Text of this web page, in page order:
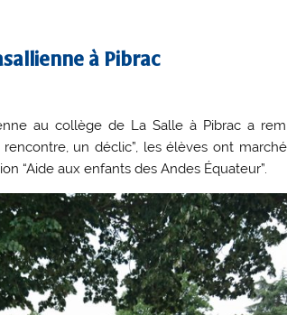
à Pibrac
au collège de La Salle à Pibrac a
un déclic”, les élèves ont
“Aide aux enfants des Andes Équateur”.